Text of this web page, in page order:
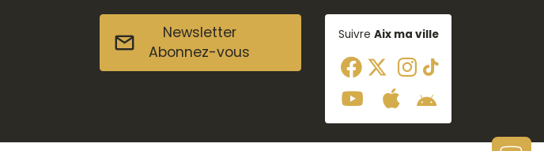
Newsletter
Abonnez-vous
Suivre Aix ma ville